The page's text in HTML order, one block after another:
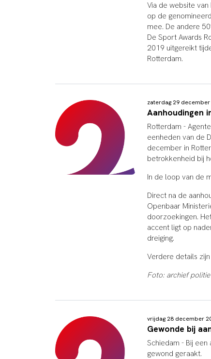
Via de website van
op de
mee. De andere
De Sport Awards
2019 uitgereikt
Rotterdam.
zaterdag 29 december
Aanhoudingen
Rotterdam -
eenheden van de
december in
betrokkenheid bij
In de loop van de
Direct na de
Openbaar
doorzoekingen.
accent ligt op
dreiging.
Verdere details
Foto: archief politie
vrijdag 28 december
Gewonde bij
Schiedam - Bij een
gewond geraakt.